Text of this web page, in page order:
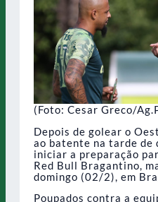
(Foto: Cesar Greco/
Depois de golear o
ao batente na tarde
iniciar a preparação
Red Bull Bragantino,
domingo (02/2), em
Poupados contra a